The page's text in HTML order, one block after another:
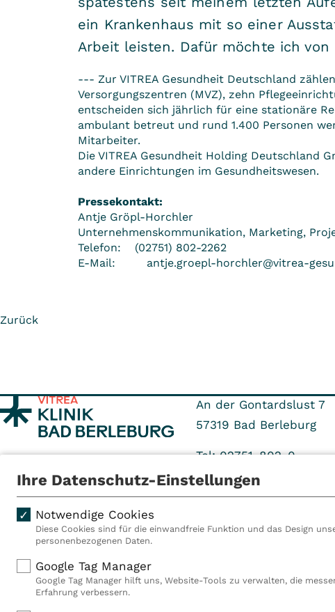
ein Krankenhaus mit so einer
Arbeit leisten. Dafür möchte ich von
--- Zur VITREA Gesundheit Deutschland
Versorgungszentren (MVZ), zehn
entscheiden sich jährlich für eine stationäre
ambulant betreut und rund 1.400 Personen
Mitarbeiter.
Die VITREA Gesundheit Holding Deutschland
andere Einrichtungen im Gesundheitswesen.
Pressekontakt:
Antje Gröpl-Horchler
Unternehmenskommunikation, Marketing,
Telefon: (02751) 802-2262
E-Mail: antje.groepl-horchler@vitrea-
Zurück
An der Gontardslust 7
57319 Bad Berleburg
Tel: 02751-802-0
Fax: 02751-802-1369
Rahmen der Gruppe betreiben
Ihre Datenschutz-Einstellungen
Notwendige Cookies
Diese Cookies sind für die einwandfreie Funktion und das Design
personenbezogenen Daten.
Google Tag Manager
Google Tag Manager hilft uns, Website-Tools zu verwalten, die
Erfahrung verbessern.